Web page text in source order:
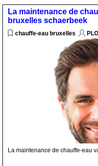
maison d’une eau chauffée à la
conseils pour une utilisation et
La maintenance de
bruxelles schaerbeek
chauffe-eau bruxelles
La maintenance de chauffe-eau